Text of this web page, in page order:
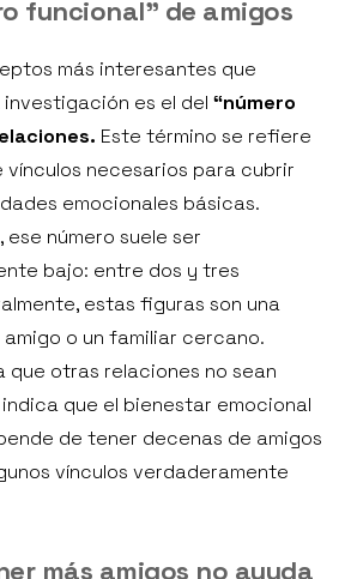
funcional” de amigos
más interesantes que
es el del “número
Este término se refiere
necesarios para cubrir
emocionales básicas.
ese número suele ser
bajo: entre dos y tres
estas figuras son una
amigo o un familiar cercano.
que otras relaciones no sean
que el bienestar emocional
de tener decenas de amigos
vínculos verdaderamente
más amigos no ayuda